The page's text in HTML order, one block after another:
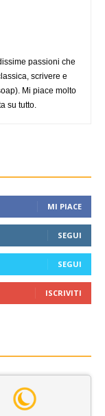
passioni che
scrivere e
Mi piace molto
su tutto.
MI PIACE
SEGUI
SEGUI
ISCRIVITI